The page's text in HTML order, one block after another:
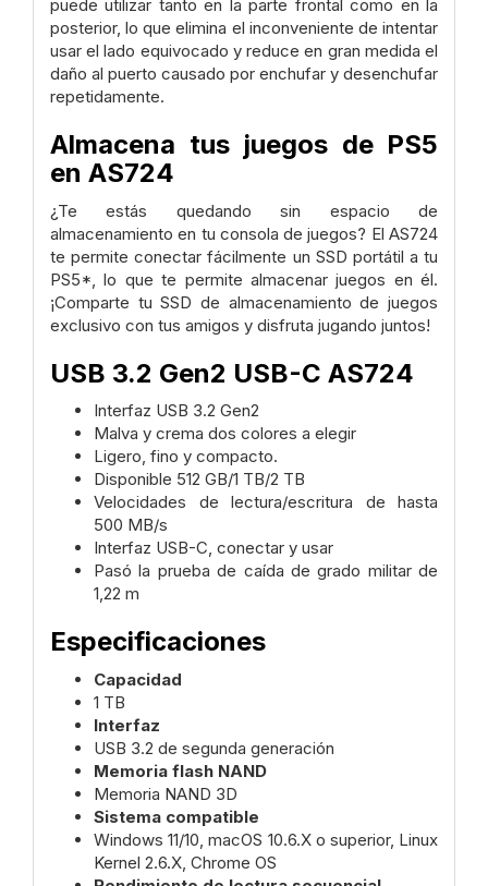
puede utilizar tanto en la parte frontal como en la
posterior, lo que elimina el inconveniente de intentar
usar el lado equivocado y reduce en gran medida el
daño al puerto causado por enchufar y desenchufar
repetidamente.
Almacena tus juegos de PS5
en AS724
¿Te estás quedando sin espacio de
almacenamiento en tu consola de juegos? El AS724
te permite conectar fácilmente un SSD portátil a tu
PS5*, lo que te permite almacenar juegos en él.
¡Comparte tu SSD de almacenamiento de juegos
exclusivo con tus amigos y disfruta jugando juntos!
USB 3.2 Gen2 USB-C AS724
Interfaz USB 3.2 Gen2
Malva y crema dos colores a elegir
Ligero, fino y compacto.
Disponible 512 GB/1 TB/2 TB
Velocidades de lectura/escritura de hasta
500 MB/s
Interfaz USB-C, conectar y usar
Pasó la prueba de caída de grado militar de
1,22 m
Especificaciones
Capacidad
1 TB
Interfaz
USB 3.2 de segunda generación
Memoria flash NAND
Memoria NAND 3D
Sistema compatible
Windows 11/10, macOS 10.6.X o superior, Linux
Kernel 2.6.X, Chrome OS